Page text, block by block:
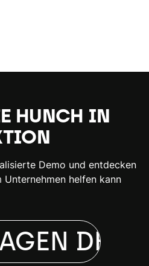
HUNCH IN
Demo und entdecken
Unternehmen helfen kann